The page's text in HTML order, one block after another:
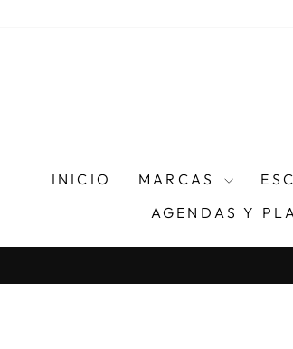
INICIO MARCAS
AGENDAS Y